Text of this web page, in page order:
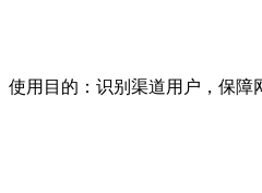
使用目的：识别渠道用户，保障